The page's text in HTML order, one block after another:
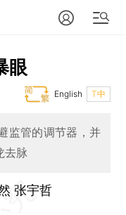
眼
T中
English
监管的调节器，并
去脉
张宇哲